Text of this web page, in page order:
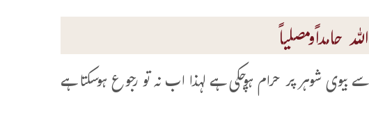
حامداًومصلیاً
شوہر پر حرام ہوچکی ہے لہذا اب نہ تو رجوع ہوسکتا ہے